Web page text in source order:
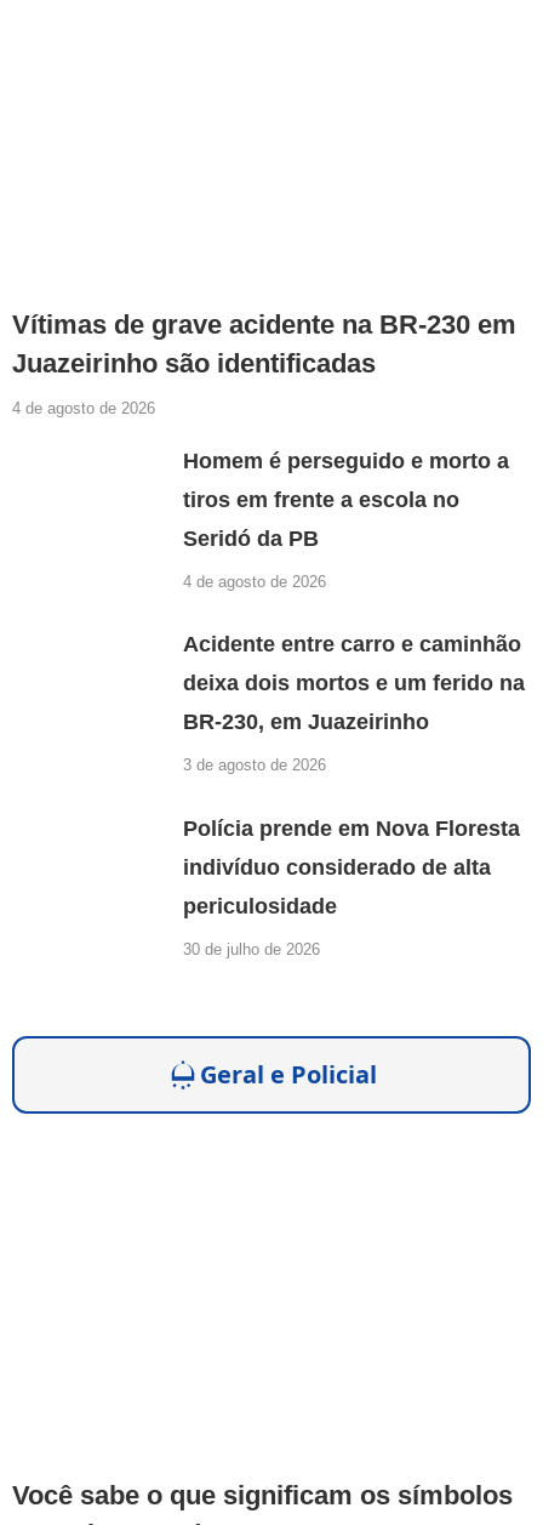
Vítimas de grave acidente na BR-230 em
Juazeirinho são identificadas
4 de agosto de 2026
Homem é perseguido e morto a
tiros em frente a escola no
Seridó da PB
4 de agosto de 2026
Acidente entre carro e caminhão
deixa dois mortos e um ferido na
BR-230, em Juazeirinho
3 de agosto de 2026
Polícia prende em Nova Floresta
indivíduo considerado de alta
periculosidade
30 de julho de 2026
Geral e Policial
Você sabe o que significam os símbolos